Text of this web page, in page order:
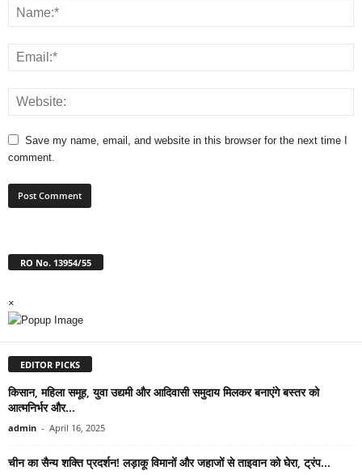
Save my name, email, and website in this browser for the next time I
comment.
RO No. 13954/55
×
EDITOR PICKS
किसान, महिला समूह, युवा उद्यमी और आदिवासी समुदाय मिलकर बनाएंगे बस्तर को
आत्मनिर्भर और...
admin - April 16, 2025
चीन का सैन्य शक्ति प्रदर्शन! लड़ाकू विमानों और जहाजों से ताइवान को घेरा, ट्रंप...